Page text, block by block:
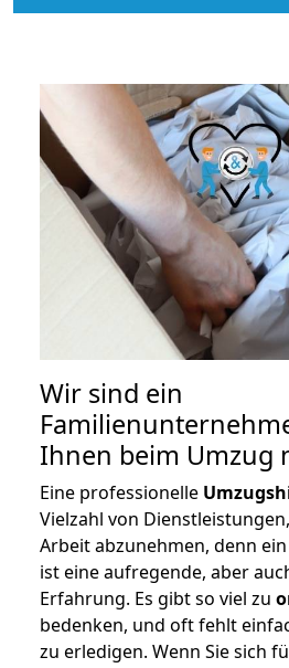
Wir sind ein
Ihnen beim Umzug
Eine professionelle
Vielzahl von
Arbeit abzunehmen, denn
ist eine aufregende, aber
Erfahrung. Es gibt so viel zu
bedenken, und oft fehlt
zu erledigen. Wenn Sie sich